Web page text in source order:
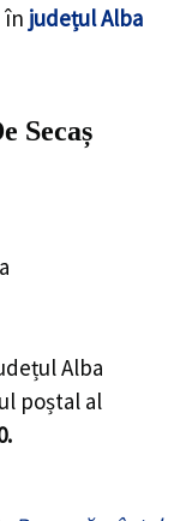
în județul Alba
Secaș
Alba
poștal al